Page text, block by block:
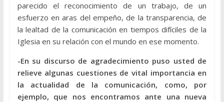
parecido el reconocimiento de un trabajo, de un
esfuerzo en aras del empeño, de la transparencia, de
la lealtad de la comunicación en tiempos difíciles de la
Iglesia en su relación con el mundo en ese momento.
-En su discurso de agradecimiento puso usted de
relieve algunas cuestiones de vital importancia en
la actualidad de la comunicación, como, por
ejemplo, que nos encontramos ante una nueva